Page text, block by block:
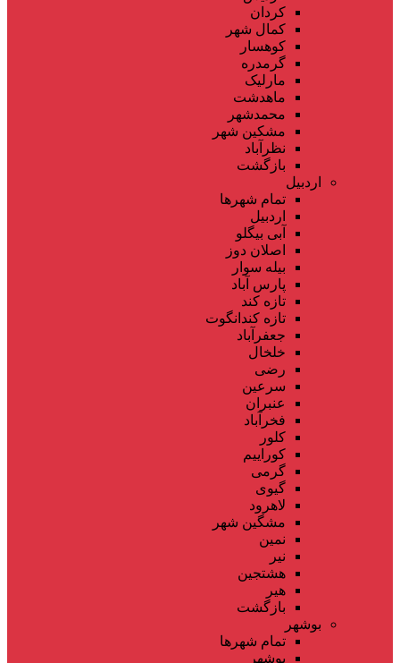
کردان
کمال شهر
کوهسار
گرمدره
مارلیک
ماهدشت
محمدشهر
مشکین شهر
نظرآباد
بازگشت
اردبیل
تمام شهر‌ها
اردبیل
آبی بیگلو
اصلان دوز
بیله سوار
پارس آباد
تازه کند
تازه کندانگوت
جعفرآباد
خلخال
رضی
سرعین
عنبران
فخرآباد
کلور
کوراییم
گرمی
گیوی
لاهرود
مشگین شهر
نمین
نیر
هشتجین
هیر
بازگشت
بوشهر
تمام شهر‌ها
بوشهر